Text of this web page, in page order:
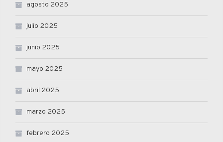
agosto 2025
julio 2025
junio 2025
mayo 2025
abril 2025
marzo 2025
febrero 2025